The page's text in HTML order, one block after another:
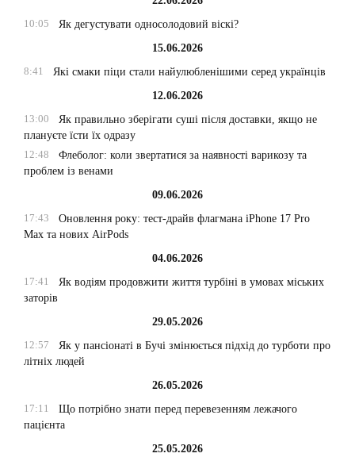
10:05
Як дегустувати односолодовий віскі?
15.06.2026
8:41
Які смаки піци стали найулюбленішими серед українців
12.06.2026
13:00
Як правильно зберігати суші після доставки, якщо не
плануєте їсти їх одразу
12:48
Флеболог: коли звертатися за наявності варикозу та
проблем із венами
09.06.2026
17:43
Оновлення року: тест-драйв флагмана iPhone 17 Pro
Max та нових AirPods
04.06.2026
17:41
Як водіям продовжити життя турбіні в умовах міських
заторів
29.05.2026
12:57
Як у пансіонаті в Бучі змінюється підхід до турботи про
літніх людей
26.05.2026
17:11
Що потрібно знати перед перевезенням лежачого
пацієнта
25.05.2026